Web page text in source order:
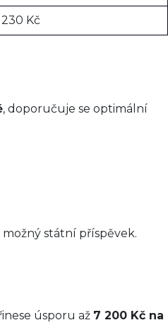
230 Kč
, doporučuje se optimální
státní příspěvek.
úsporu až 7 200 Kč na